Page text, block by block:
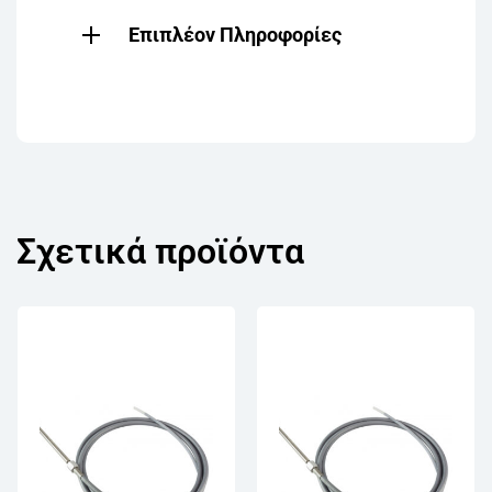
Επιπλέον Πληροφορίες
Σχετικά προϊόντα